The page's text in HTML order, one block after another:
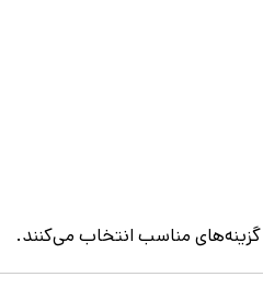
گزینه‌های مناسب انتخاب می‌کنند.